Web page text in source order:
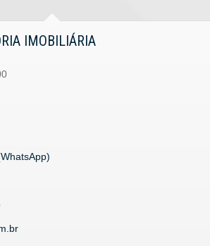
IMOBILIÁRIA